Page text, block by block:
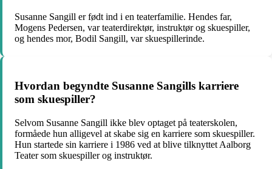
Susanne Sangill er født ind i en teaterfamilie. Hendes far,
Mogens Pedersen, var teaterdirektør, instruktør og skuespiller,
og hendes mor, Bodil Sangill, var skuespillerinde.
Hvordan begyndte Susanne Sangills karriere
som skuespiller?
Selvom Susanne Sangill ikke blev optaget på teaterskolen,
formåede hun alligevel at skabe sig en karriere som skuespiller.
Hun startede sin karriere i 1986 ved at blive tilknyttet Aalborg
Teater som skuespiller og instruktør.